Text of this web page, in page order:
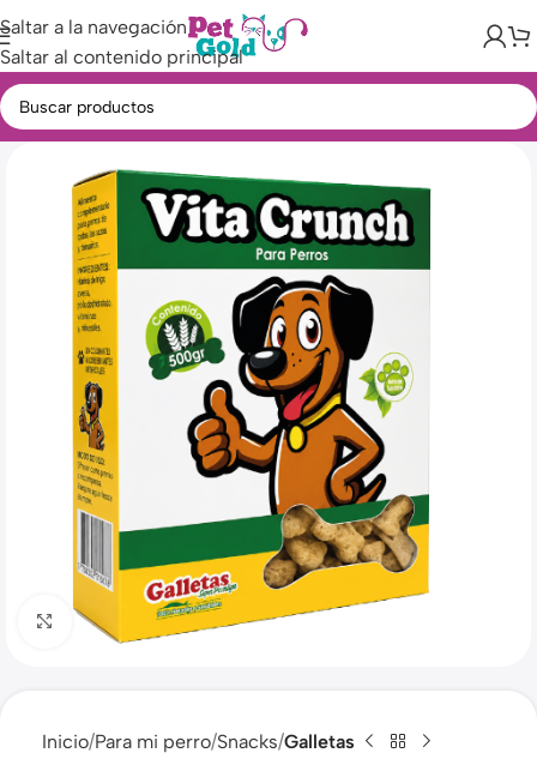
Saltar a la navegación
Saltar al contenido principal
Haga clic para ampliar
Inicio Para mi perro Snacks Galletas